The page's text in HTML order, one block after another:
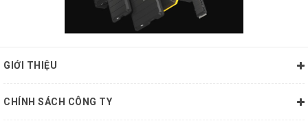
GIỚI THIỆU
CHÍNH SÁCH CÔNG TY